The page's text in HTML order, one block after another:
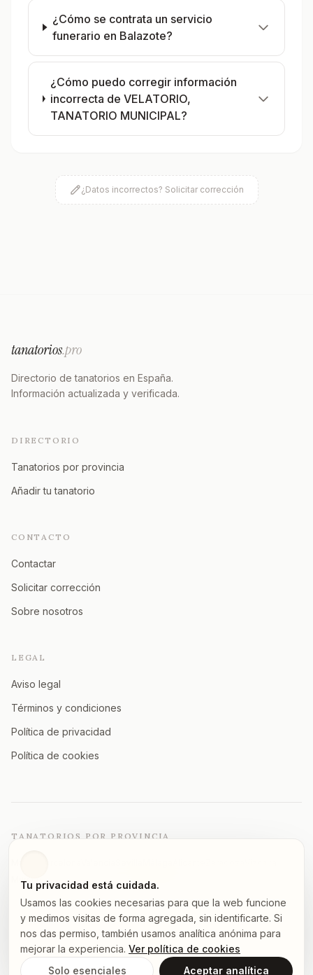
¿Cómo se contrata un servicio
funerario en Balazote?
¿Cómo puedo corregir información
incorrecta de VELATORIO,
TANATORIO MUNICIPAL?
¿Datos incorrectos? Solicitar corrección
tanatorios.pro
Directorio de tanatorios en España.
Información actualizada y verificada.
DIRECTORIO
Tanatorios por provincia
Añadir tu tanatorio
CONTACTO
Contactar
Solicitar corrección
Sobre nosotros
LEGAL
Aviso legal
Términos y condiciones
Política de privacidad
Política de cookies
TANATORIOS POR PROVINCIA
Murcia
A Coruña Asturias Granada Ver todas →
2026
tanatorios.pro — Todos los derechos reservados
Los datos proceden de fuentes públicas. Notifica un error.
Tu privacidad está cuidada.
Usamos las cookies necesarias para que la web funcione
y medimos visitas de forma agregada, sin identificarte. Si
nos das permiso, también usamos analítica anónima para
mejorar la experiencia. Ver política de cookies
Solo esenciales
Aceptar analítica